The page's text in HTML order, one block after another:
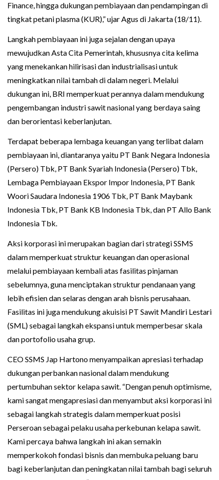
Finance, hingga dukungan pembiayaan dan pendampingan di
tingkat petani plasma (KUR),” ujar Agus di Jakarta (18/11).
Langkah pembiayaan ini juga sejalan dengan upaya
mewujudkan Asta Cita Pemerintah, khususnya cita kelima
yang menekankan hilirisasi dan industrialisasi untuk
meningkatkan nilai tambah di dalam negeri. Melalui
dukungan ini, BRI memperkuat perannya dalam mendukung
pengembangan industri sawit nasional yang berdaya saing
dan berorientasi keberlanjutan.
Terdapat beberapa lembaga keuangan yang terlibat dalam
pembiayaan ini, diantaranya yaitu PT Bank Negara Indonesia
(Persero) Tbk, PT Bank Syariah Indonesia (Persero) Tbk,
Lembaga Pembiayaan Ekspor Impor Indonesia, PT Bank
Woori Saudara Indonesia 1906 Tbk, PT Bank Maybank
Indonesia Tbk, PT Bank KB Indonesia Tbk, dan PT Allo Bank
Indonesia Tbk.
Aksi korporasi ini merupakan bagian dari strategi SSMS
dalam memperkuat struktur keuangan dan operasional
melalui pembiayaan kembali atas fasilitas pinjaman
sebelumnya, guna menciptakan struktur pendanaan yang
lebih efisien dan selaras dengan arah bisnis perusahaan.
Fasilitas ini juga mendukung akuisisi PT Sawit Mandiri Lestari
(SML) sebagai langkah ekspansi untuk memperbesar skala
dan portofolio usaha grup.
CEO SSMS Jap Hartono menyampaikan apresiasi terhadap
dukungan perbankan nasional dalam mendukung
pertumbuhan sektor kelapa sawit. “Dengan penuh optimisme,
kami sangat mengapresiasi dan menyambut aksi korporasi ini
sebagai langkah strategis dalam memperkuat posisi
Perseroan sebagai pelaku usaha perkebunan kelapa sawit.
Kami percaya bahwa langkah ini akan semakin
memperkokoh fondasi bisnis dan membuka peluang baru
bagi keberlanjutan dan peningkatan nilai tambah bagi seluruh